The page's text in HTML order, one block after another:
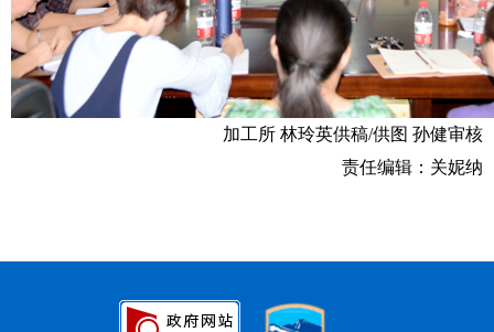
加工所 林玲英供稿/供图 孙健审核
责任编辑：关妮纳